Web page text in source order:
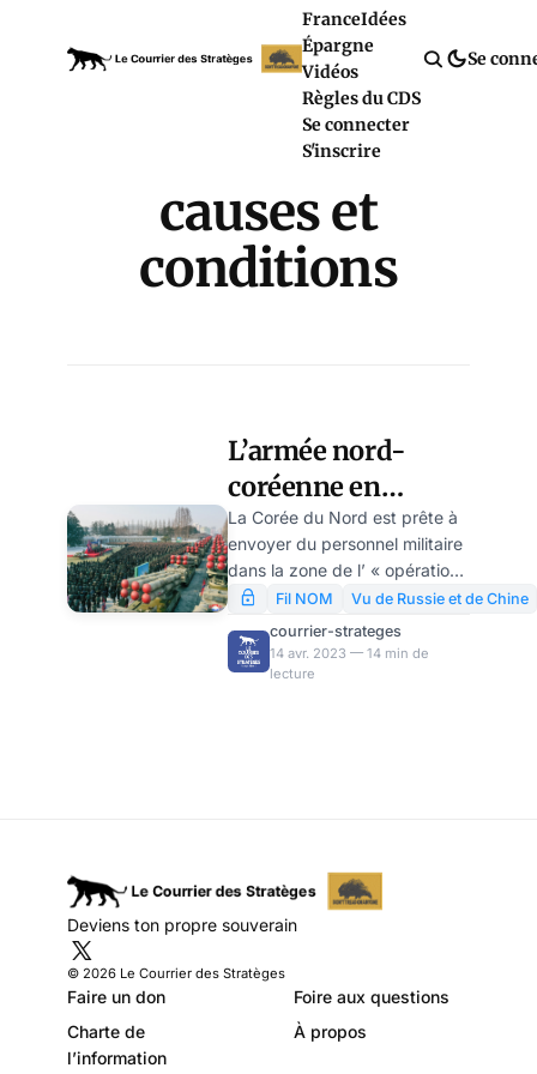
FranceIdées
Épargne
Vidéos
Règles du CDS
Se connecter
S'inscrire
Se
causes et
conditions
L’armée nord-
coréenne en
Ukraine : causes et
conditions, par
Topwar
La Corée du Nord est prête à
envoyer du personnel militaire
dans la zone de l’ « opération
spéciale » afin de participer
aux hostilités aux côtés de la
Russie. Le commandant
militaire russe Alexander
démocratique de Corée
(RPDC) a déjà lancé un appel
au volontariat. Dès le premier
jour, environ 800.000 ca
Fil NOM
Vu de Russie et de Chine
courrier-strateges
14 avr. 2023 — 14 min de
lecture
Deviens ton propre souverain
© 2026 Le Courrier des Stratèges
Faire un don
Foire aux questions
Charte de
l’information
À propos